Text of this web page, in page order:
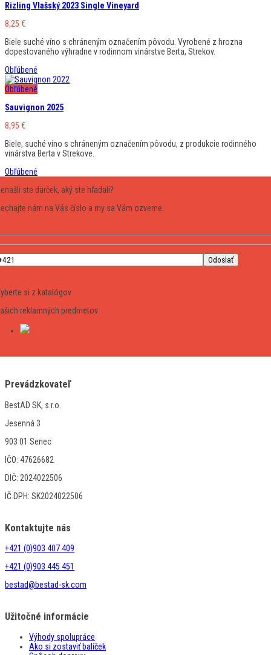
Rizling Vlašský 2023 Single Vineyard
8,25 €
Biele suché víno s chráneným označením pôvodu. Vyrobené z hrozna
dopestovaného výhradne v rodinnom vinárstve Berta, Strekov.
Obľúbené
Obľúbené
Sauvignon 2025
8,95 €
Biele, suché víno s chráneným označením pôvodu, z produkcie rodinného
vinárstva Berta v Strekove.
Obľúbené
ste darček, aký ste hľadali?
nám na Vás číslo a my sa Vám ozveme.
si z katalógov
reklamných predmetov
Prevádzkovateľ
BestAD SK, s.r.o.
Jesenná 3
903 01 Senec
IČO: 47626682
DIČ: 2024022506
IČ DPH: SK2024022506
Kontaktujte nás
+421 (0)903 407 409
+421 (0)903 445 451
bestad@bestad-sk.com
Užitočné informácie
Výhody spolupráce
Ako si zostaviť balíček